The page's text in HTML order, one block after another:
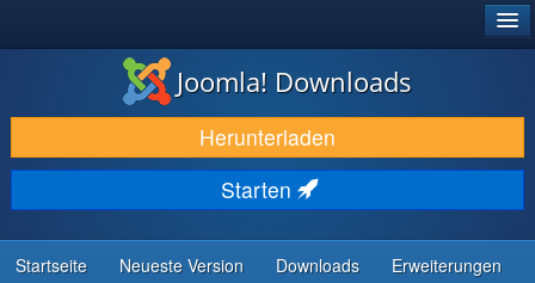
DOWNLOAD & ERWEITERN
ENTDECKEN & LERNEN
COMMUNITY & SUPPORT
RESSOURCEN FÜR ENTWICKLER
Joomla! Downloads
Herunterladen
Starten
Startseite Neueste Version Downloads Erweiterungen